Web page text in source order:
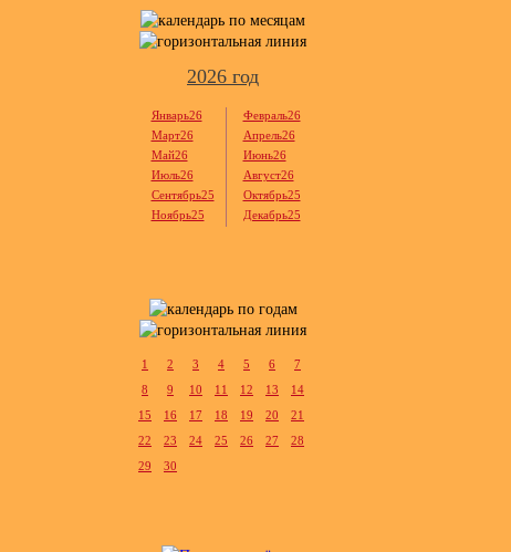
2026 год
Январь26
Февраль26
Март26
Апрель26
Май26
Июнь26
Июль26
Август26
Сентябрь25
Октябрь25
Ноябрь25
Декабрь25
1 2 3 4 5 6
7
8
9 10 11 12 13
14
15
16 17 18 19 20
21
22
23 24 25 26 27
28
29
30